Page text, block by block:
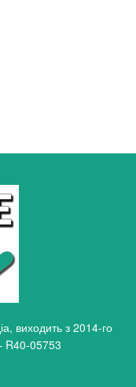
виходить з 2014-го
R40-05753